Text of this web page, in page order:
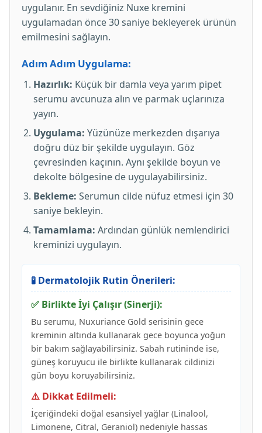
uygulanır. En sevdiğiniz Nuxe kremini
uygulamadan önce 30 saniye bekleyerek ürünün
emilmesini sağlayın.
Adım Adım Uygulama:
Hazırlık: Küçük bir damla veya yarım pipet
serumu avcunuza alın ve parmak uçlarınıza
yayın.
Uygulama: Yüzünüze merkezden dışarıya
doğru düz bir şekilde uygulayın. Göz
çevresinden kaçının. Aynı şekilde boyun ve
dekolte bölgesine de uygulayabilirsiniz.
Bekleme: Serumun cilde nüfuz etmesi için 30
saniye bekleyin.
Tamamlama: Ardından günlük nemlendirici
kreminizi uygulayın.
🧪 Dermatolojik Rutin Önerileri:
✅ Birlikte İyi Çalışır (Sinerji):
Bu serumu, Nuxuriance Gold serisinin gece
kreminin altında kullanarak gece boyunca yoğun
bir bakım sağlayabilirsiniz. Sabah rutininde ise,
güneş koruyucu ile birlikte kullanarak cildinizi
gün boyu koruyabilirsiniz.
⚠️ Dikkat Edilmeli:
İçeriğindeki doğal esansiyel yağlar (Linalool,
Limonene, Citral, Geraniol) nedeniyle hassas